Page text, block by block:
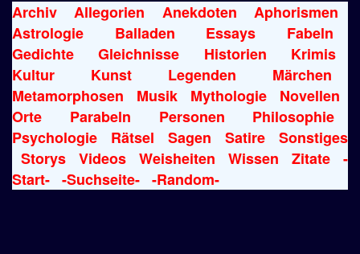
Archiv Allegorien Anekdoten
Aphorismen
Astrologie
Balladen Essays
Fabeln
Gedichte
Gleichnisse Historien
Krimis
Kultur
Kunst Legenden
Märchen
Metamorphosen
Musik Mythologie
Novellen
Orte
Parabeln Personen
Philosophie
Psychologie
Rätsel Sagen Satire
Sonstiges
Storys
Videos Weisheiten Wissen Zitate
-
Start- -Suchseite- -Random-